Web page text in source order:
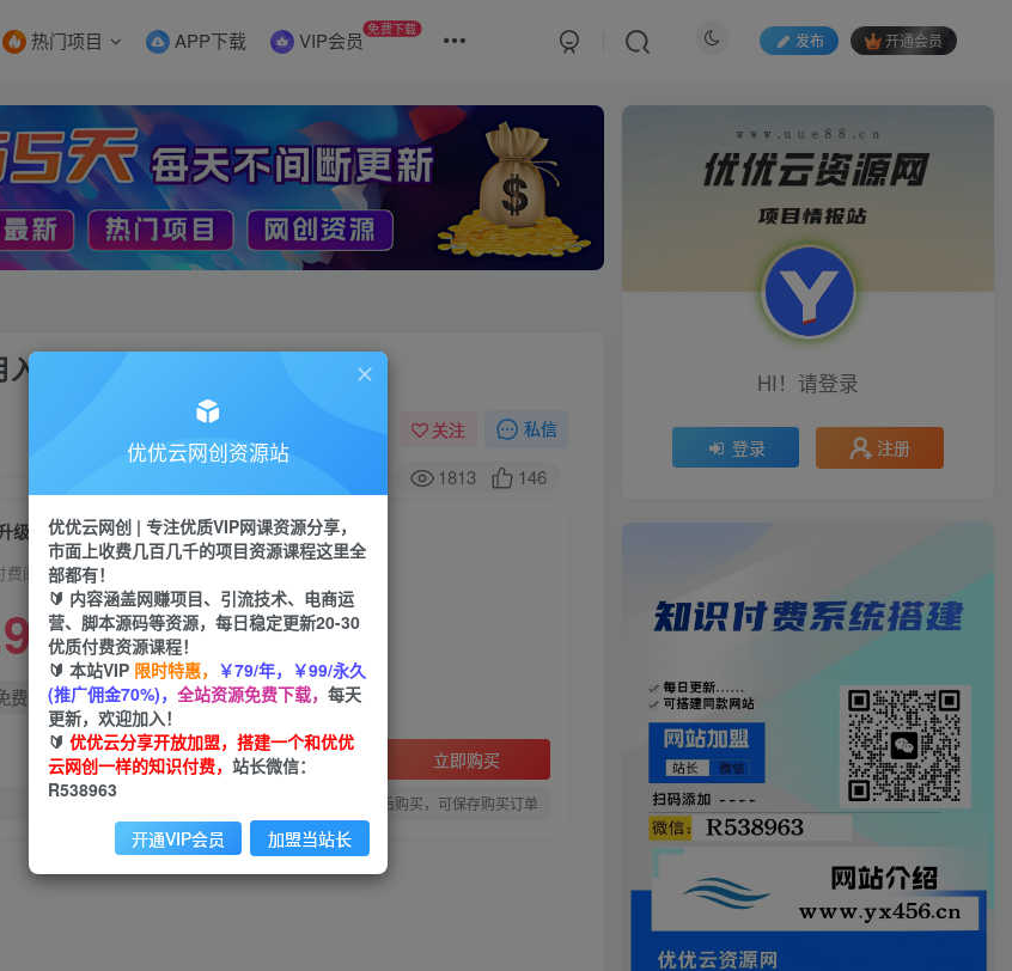
热门项目 APP下载 VIP会员 免费下载
发布 开通会员
2w+
关注 私信
1813 146
级新玩法，AI一键二创去重，轻松月入2w+
费阅读，请付费后查看
云币99
费
立即购买
您当前未登录！建议登陆后购买，可保存购买订单
HI！请登录
登录 注册
优优云网创资源站
优优云网创 | 专注优质VIP网课资源分享，
市面上收费几百几千的项目资源课程这里全
部都有！
🔰 内容涵盖网赚项目、引流技术、电商运
营、脚本源码等资源，每日稳定更新20-30
优质付费资源课程！
🔰 本站VIP 限时特惠， ￥79/年，￥99/永久
(推广佣金70%)， 全站资源免费下载， 每天
更新，欢迎加入！
🔰 优优云分享开放加盟，搭建一个和优优
云网创一样的知识付费， 站长微信：
R538963
开通VIP会员 加盟当站长